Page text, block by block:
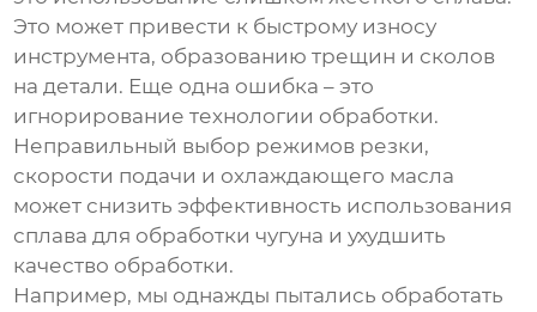
Это может привести к быстрому износу
инструмента, образованию трещин и сколов
на детали. Еще одна ошибка – это
игнорирование технологии обработки.
Неправильный выбор режимов резки,
скорости подачи и охлаждающего масла
может снизить эффективность использования
сплава для обработки чугуна и ухудшить
качество обработки.
Например, мы однажды пытались обработать